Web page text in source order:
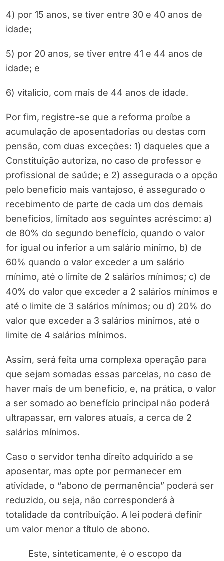
4) por 15 anos, se tiver entre 30 e 40 anos de
idade;
5) por 20 anos, se tiver entre 41 e 44 anos de
idade; e
6) vitalício, com mais de 44 anos de idade.
Por fim, registre-se que a reforma proíbe a
acumulação de aposentadorias ou destas com
pensão, com duas exceções: 1) daqueles que a
Constituição autoriza, no caso de professor e
profissional de saúde; e 2) assegurada o a opção
pelo benefício mais vantajoso, é assegurado o
recebimento de parte de cada um dos demais
benefícios, limitado aos seguintes acréscimo: a)
de 80% do segundo benefício, quando o valor
for igual ou inferior a um salário mínimo, b) de
60% quando o valor exceder a um salário
mínimo, até o limite de 2 salários mínimos; c) de
40% do valor que exceder a 2 salários mínimos e
até o limite de 3 salários mínimos; ou d) 20% do
valor que exceder a 3 salários mínimos, até o
limite de 4 salários mínimos.
Assim, será feita uma complexa operação para
que sejam somadas essas parcelas, no caso de
haver mais de um benefício, e, na prática, o valor
a ser somado ao benefício principal não poderá
ultrapassar, em valores atuais, a cerca de 2
salários mínimos.
Caso o servidor tenha direito adquirido a se
aposentar, mas opte por permanecer em
atividade, o “abono de permanência” poderá ser
reduzido, ou seja, não corresponderá à
totalidade da contribuição. A lei poderá definir
um valor menor a título de abono.
Este, sinteticamente, é o escopo da